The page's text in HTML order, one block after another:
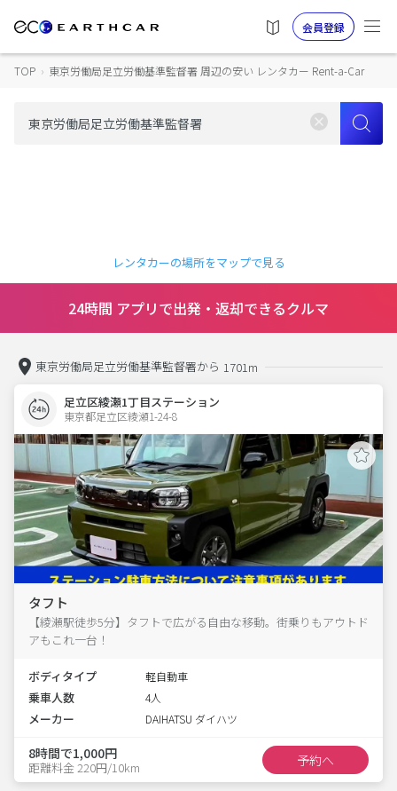
会員登録
TOP › 東京労働局足立労働基準監督署 周辺の安い レンタカー Rent-a-Car
レンタカーの場所をマップで見る
24時間 アプリで出発・返却できるクルマ
東京労働局足立労働基準監督署から 1701m
足立区綾瀬1丁目ステーション
東京都足立区綾瀬1-24-8
タフト
【綾瀬駅徒歩5分】タフトで広がる自由な移動。街乗りもアウトド
アもこれ一台！
ボディタイプ 軽自動車
乗車人数 4人
メーカー DAIHATSU ダイハツ
8時間で1,000円
距離料金 220円/10km 予約へ